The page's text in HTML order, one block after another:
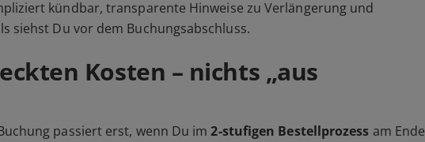
kündbar, transparente Hinweise zu Verlängerung und
siehst Du vor dem Buchungsabschluss.
Kosten – nichts „aus
passiert erst, wenn Du im2-stufigen Bestellprozess am Ende